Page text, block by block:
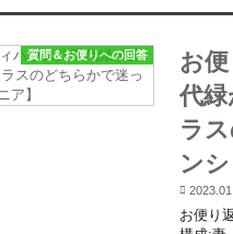
質問＆お便りへの回答
お
代
ラ
ン
お便り